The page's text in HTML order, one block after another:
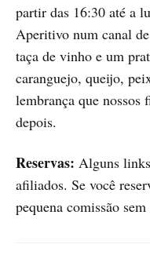
partir das 16:30 até a
Aperitivo num canal
taça de vinho e um
caranguejo, queijo,
lembrança que nossos
depois.
Reservas: Alguns
afiliados. Se você
pequena comissão